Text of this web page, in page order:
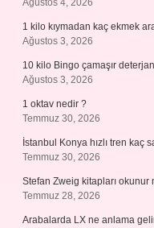
Ağustos 4, 2026
1 kilo kıymadan kaç ekmek
Ağustos 3, 2026
10 kilo Bingo çamaşır
Ağustos 3, 2026
1 oktav nedir ?
Temmuz 30, 2026
İstanbul Konya hızlı tren kaç
Temmuz 30, 2026
Stefan Zweig kitapları okunur
Temmuz 28, 2026
Arabalarda LX ne anlama